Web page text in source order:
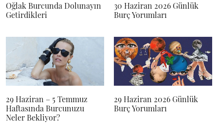
Oğlak Burcunda Dolunayın
Getirdikleri
30 Haziran 2026 Günlük
Burç Yorumları
29 Haziran – 5 Temmuz
Haftasında Burcunuzu
Neler Bekliyor?
29 Haziran 2026 Günlük
Burç Yorumları